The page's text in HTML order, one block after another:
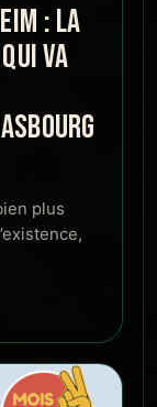
: LA
VA
plus